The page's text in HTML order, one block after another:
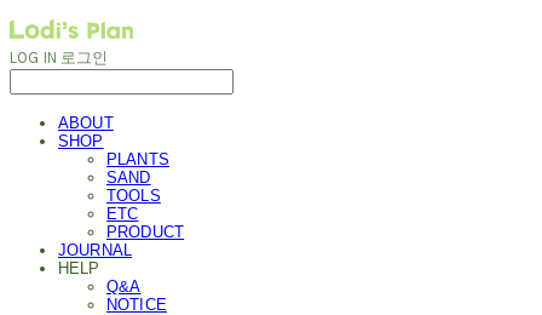
LOG IN 로그인
ABOUT
SHOP
PLANTS
SAND
TOOLS
ETC
PRODUCT
JOURNAL
HELP
Q&A
NOTICE